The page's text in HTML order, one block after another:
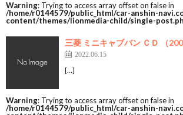
Warning: Trying to access array offset on false in
/home/r0144579/public_html/car-anshin-
content/themes/lionmedia-child/single-
三菱 ミニキャブバン ＣＤ （
2022.06.15
[…]
Warning: Trying to access array offset on false in
/home/r0144579/public_html/car-anshin-